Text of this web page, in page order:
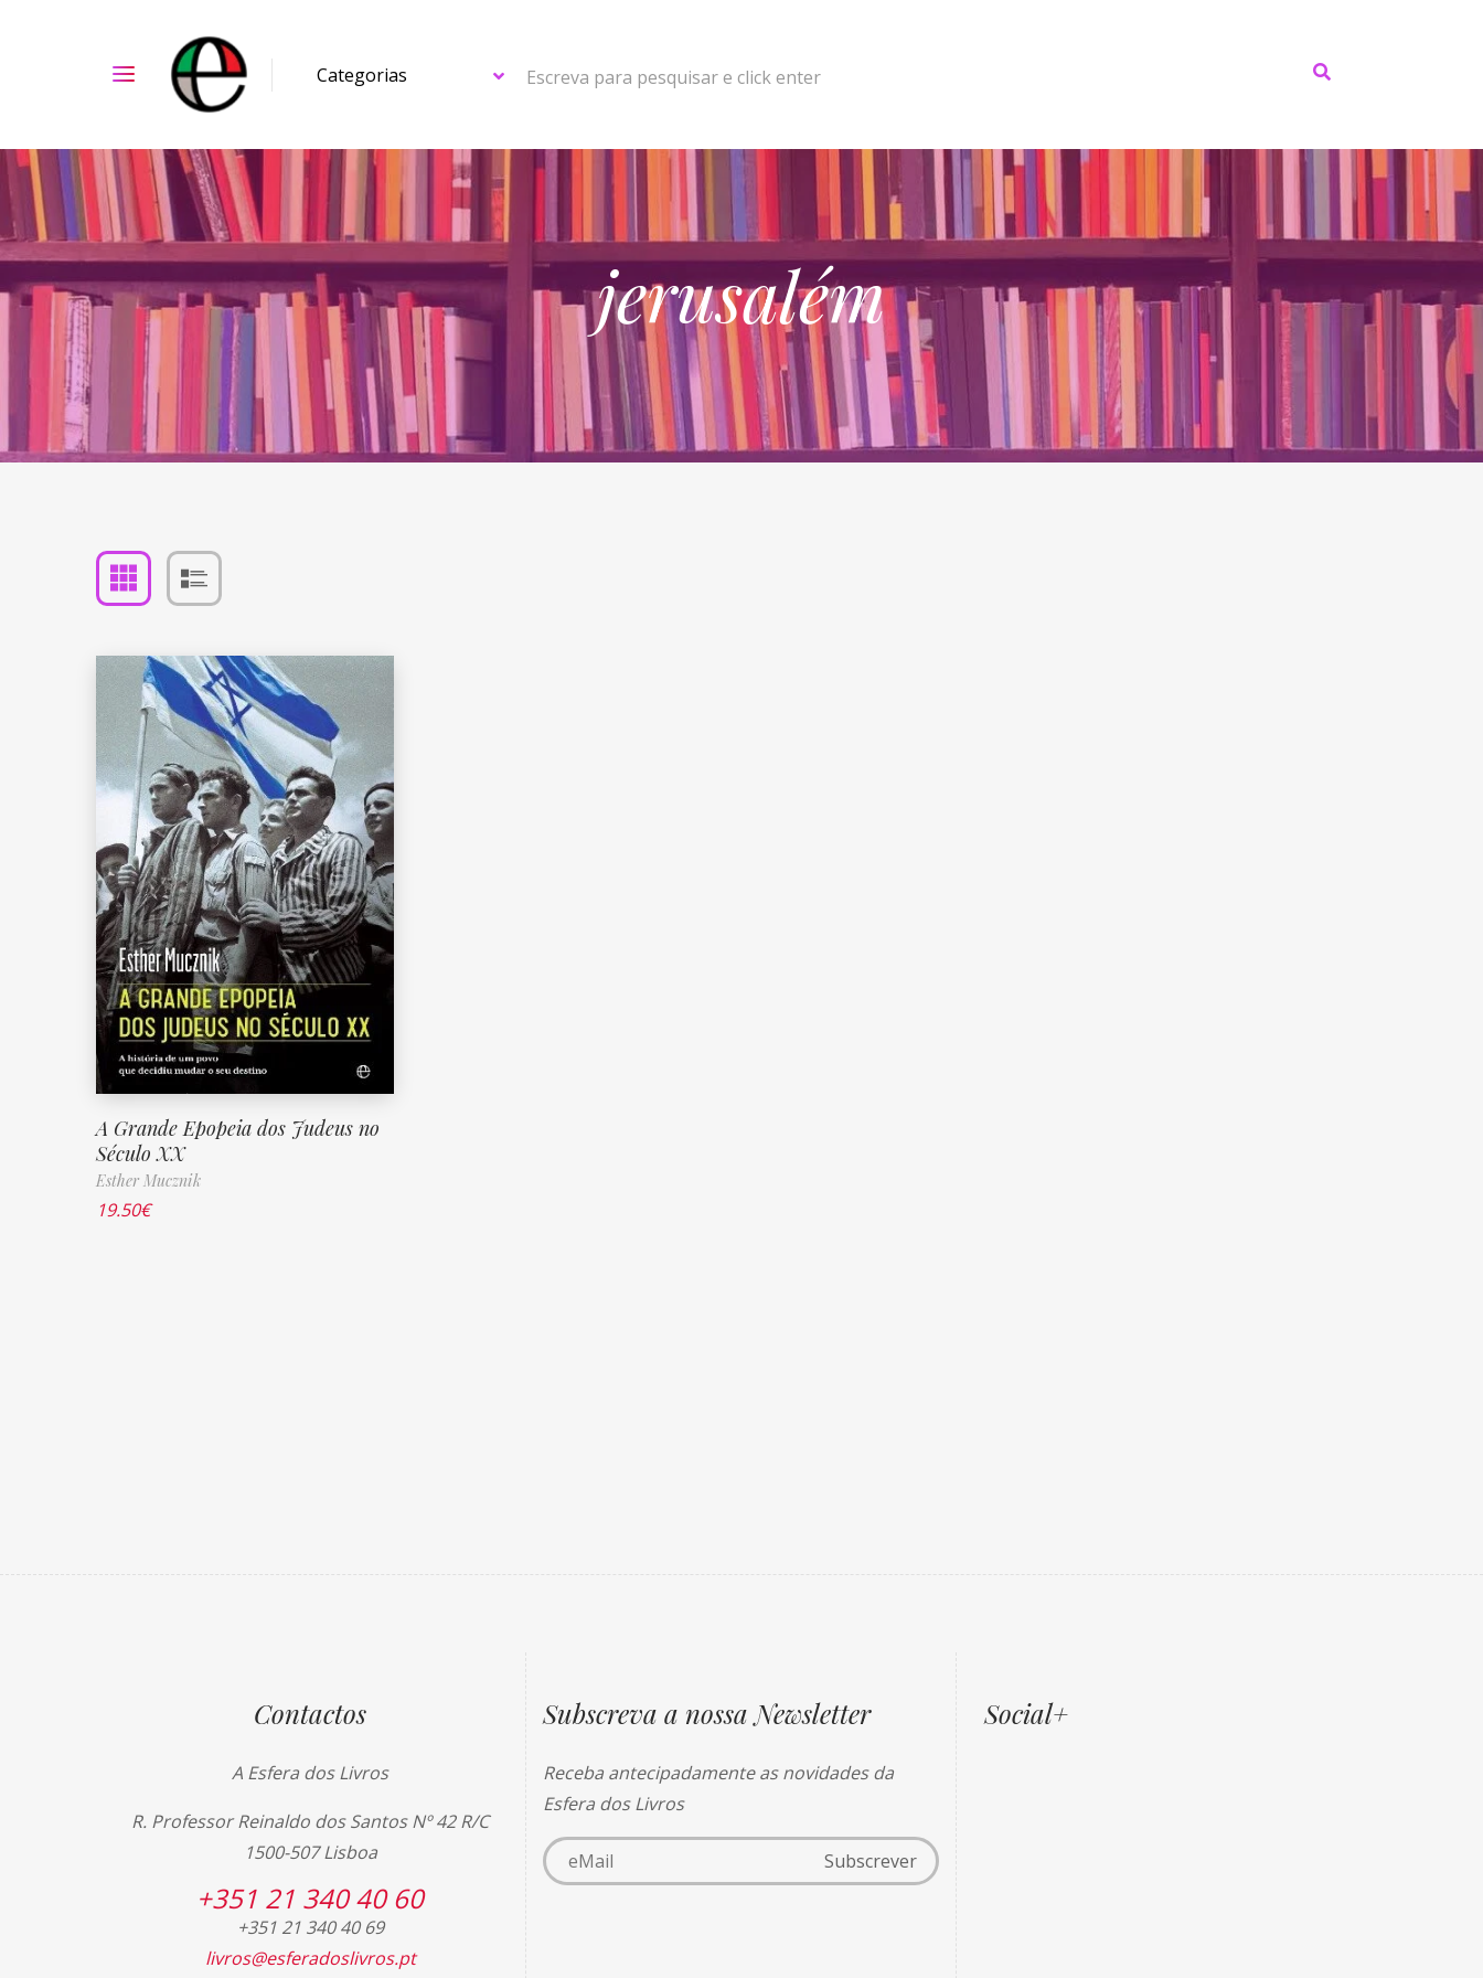
Escreva para pesquisar e click enter
jerusalém
A Grande Epopeia dos Judeus no
Século XX
Esther Mucznik
19.50€
Contactos
A Esfera dos Livros
R. Professor Reinaldo dos Santos Nº 42 R/C
1500-507 Lisboa
+351 21 340 40 60
+351 21 340 40 69
livros@esferadoslivros.pt
Subscreva a nossa Newsletter
Receba antecipadamente as novidades da
Esfera dos Livros
Social+